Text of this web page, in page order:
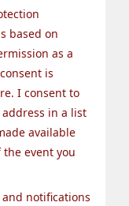
based on
as a
is
I consent to
in a list
available
event you
notifications